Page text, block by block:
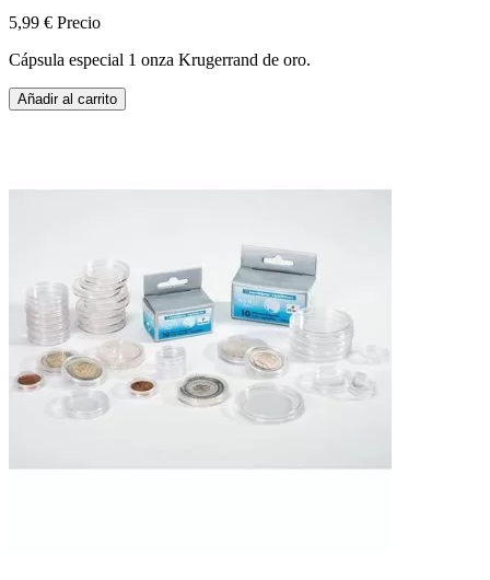
5,99 € Precio
Cápsula especial 1 onza Krugerrand de oro.
Añadir al carrito